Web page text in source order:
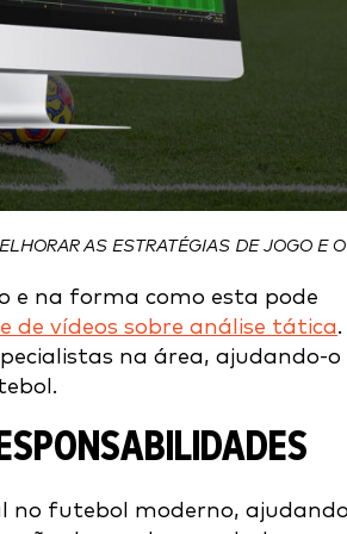
AS ESTRATÉGIAS DE JOGO E O
e na forma como esta pode
de vídeos sobre análise tática.
na área, ajudando-o
no futebol moderno,